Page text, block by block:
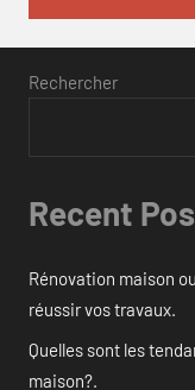
Rechercher
Recent
Rénovation maison
réussir vos travaux.
Quelles sont les
maison?.